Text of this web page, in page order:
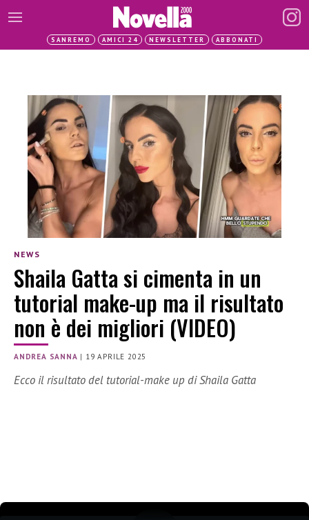
SANREMO AMICI 24 NEWSLETTER ABBONATI
NEWS
Shaila Gatta si cimenta in un
tutorial make-up ma il risultato
non è dei migliori (VIDEO)
ANDREA SANNA | 19 APRILE 2025
Ecco il risultato del tutorial-make up di Shaila Gatta